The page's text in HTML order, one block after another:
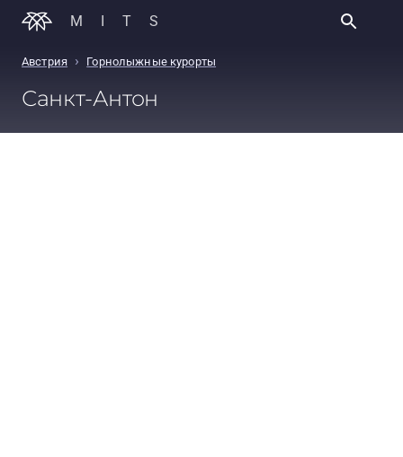
MITS
Австрия › Горнолыжные курорты
Санкт-Антон